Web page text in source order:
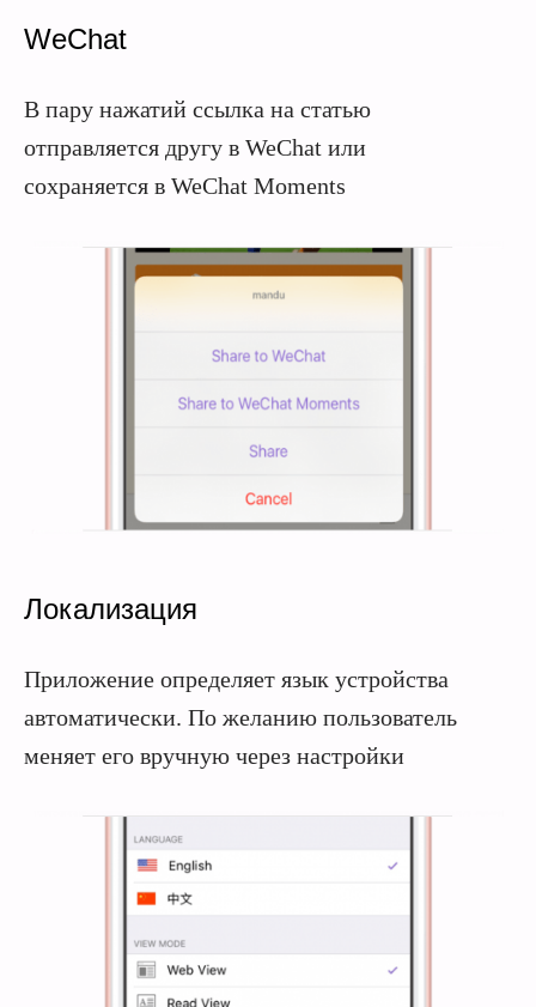
WeChat
В пару нажатий ссылка на статью
отправляется другу в WeChat или
сохраняется в WeChat Moments
Локализация
Приложение определяет язык устройства
автоматически. По желанию пользователь
меняет его вручную через настройки